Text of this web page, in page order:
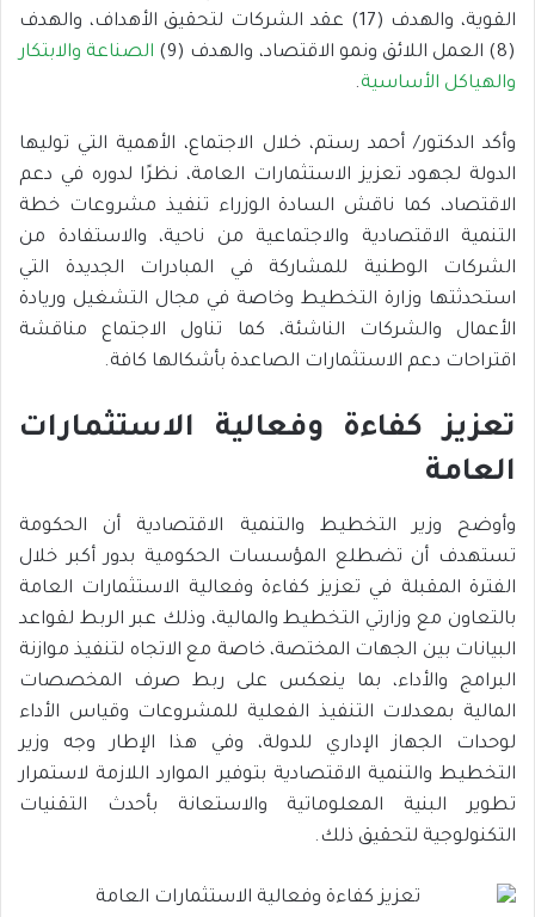
القوية، والهدف (17) عقد الشركات لتحقيق الأهداف، والهدف
(8) العمل اللائق ونمو الاقتصاد، والهدف (9)
الصناعة والابتكار
والهياكل الأساسية.
وأكد الدكتور/ أحمد رستم، خلال الاجتماع، الأهمية التي توليها
الدولة لجهود تعزيز الاستثمارات العامة، نظرًا لدوره في دعم
الاقتصاد، كما ناقش السادة الوزراء تنفيذ مشروعات خطة
التنمية الاقتصادية والاجتماعية من ناحية، والاستفادة من
الشركات الوطنية للمشاركة في المبادرات الجديدة التي
استحدثتها وزارة التخطيط وخاصة في مجال التشغيل وريادة
الأعمال والشركات الناشئة، كما تناول الاجتماع مناقشة
اقتراحات دعم الاستثمارات الصاعدة بأشكالها كافة.
تعزيز كفاءة وفعالية الاستثمارات
العامة
وأوضح وزير التخطيط والتنمية الاقتصادية أن الحكومة
تستهدف أن تضطلع المؤسسات الحكومية بدور أكبر خلال
الفترة المقبلة في تعزيز كفاءة وفعالية الاستثمارات العامة
بالتعاون مع وزارتي التخطيط والمالية، وذلك عبر الربط لقواعد
البيانات بين الجهات المختصة، خاصة مع الاتجاه لتنفيذ موازنة
البرامج والأداء، بما ينعكس على ربط صرف المخصصات
المالية بمعدلات التنفيذ الفعلية للمشروعات وقياس الأداء
لوحدات الجهاز الإداري للدولة، وفي هذا الإطار وجه وزير
التخطيط والتنمية الاقتصادية بتوفير الموارد اللازمة لاستمرار
تطوير البنية المعلوماتية والاستعانة بأحدث التقنيات
التكنولوجية لتحقيق ذلك.